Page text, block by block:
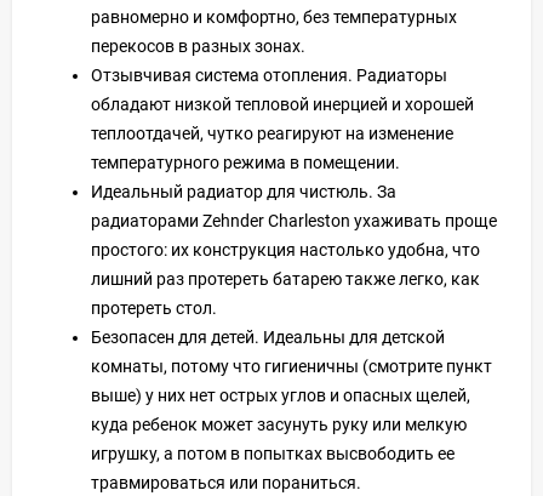
равномерно и комфортно, без температурных
перекосов в разных зонах.
Отзывчивая система отопления. Радиаторы
обладают низкой тепловой инерцией и хорошей
теплоотдачей, чутко реагируют на изменение
температурного режима в помещении.
Идеальный радиатор для чистюль. За
радиаторами Zehnder Charleston ухаживать проще
простого: их конструкция настолько удобна, что
лишний раз протереть батарею также легко, как
протереть стол.
Безопасен для детей. Идеальны для детской
комнаты, потому что гигиеничны (смотрите пункт
выше) у них нет острых углов и опасных щелей,
куда ребенок может засунуть руку или мелкую
игрушку, а потом в попытках высвободить ее
травмироваться или пораниться.